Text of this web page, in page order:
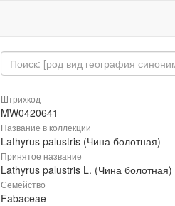
Штрихкод
MW0420641
Название в коллекции
Lathyrus palustris (Чина болотная)
Принятое название
Lathyrus palustris L. (Чина болотная)
Семейство
Fabaceae